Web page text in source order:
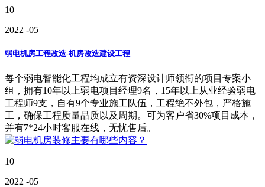
10
2022 -05
弱电机房工程改造-机房改造建设工程
每个弱电智能化工程均成立有资深设计师领衔的项目专案小
组，拥有10年以上弱电项目经理9名，15年以上从业经验弱电
工程师9支，自有9个专业施工队伍，工程绝不外包，严格施
工，确保工程质量品质以及周期。可为客户省30%项目成本，
并有7*24小时客服在线，无忧售后。
10
2022 -05